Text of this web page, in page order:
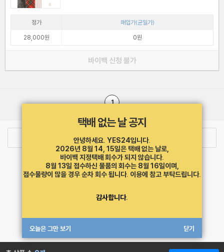
정가
매입가(균일가)
28,000원
0원
바이백 신청 불가
1
택배 없는 날 공지
안녕하세요. YES24입니다.
2026년 8월 14, 15일은 택배 없는 날로,
바이백 지정택배 회수가 되지 않습니다.
8월 13일 접수하신 물품의 회수는 8월 16일이며,
접수물량이 많을 경우 순차 회수 됩니다. 이용에 참고 부탁드립니다.
감사합니다.
오늘은 그만 보기 닫기
최근 본 상품
고객센터 1544-3800 티켓 1544-6399
중고샵 1566-4295
eBook 1:1문의/채팅상담
개인정보처리방침
도서홍보
광고
MATOM13